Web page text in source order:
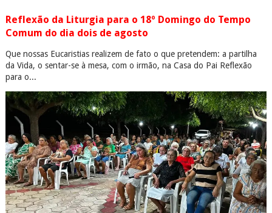
Reflexão da Liturgia para o 18º Domingo do Tempo
Comum do dia dois de agosto
Que nossas Eucaristias realizem de fato o que pretendem: a partilha
da Vida, o sentar-se à mesa, com o irmão, na Casa do Pai Reflexão
para o...